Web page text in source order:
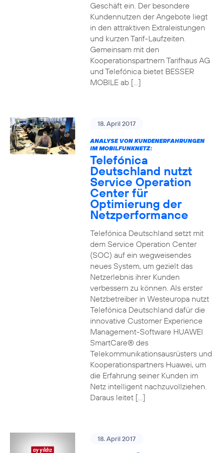
Geschäft ein. Der besondere
Kundennutzen der Angebote liegt
in den attraktiven Extraleistungen
und kurzen Tarif-Laufzeiten.
Gemeinsam mit den
Kooperationspartnern Tarifhaus AG
und Telefónica bietet BESSER
MOBILE ab […]
18. April 2017
ANALYSE VON KUNDENERFAHRUNGEN
IM MOBILFUNKNETZ:
Telefónica
Deutschland nutzt
Service Operation
Center für
Optimierung der
Netzperformance
Telefónica Deutschland setzt mit
dem Service Operation Center
(SOC) auf ein wegweisendes
neues System, um gezielt das
Netzerlebnis ihrer Kunden
verbessern zu können. Als erster
Netzbetreiber in Westeuropa nutzt
Telefónica Deutschland dafür die
innovative Customer Experience
Management-Software HUAWEI
SmartCare® des
Telekommunikationsausrüsters und
Kooperationspartners Huawei, um
die Erfahrung seiner Kunden im
Netz intelligent nachzuvollziehen.
Daraus leitet […]
18. April 2017